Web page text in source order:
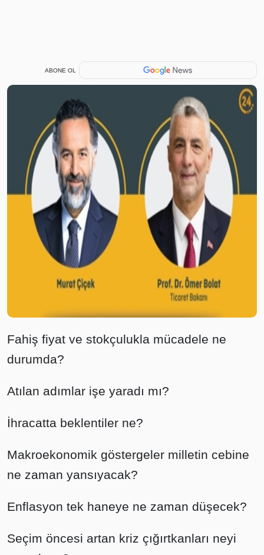
ABONE OL
Fahiş fiyat ve stokçulukla mücadele ne
durumda?
Atılan adımlar işe yaradı mı?
İhracatta beklentiler ne?
Makroekonomik göstergeler milletin cebine
ne zaman yansıyacak?
Enflasyon tek haneye ne zaman düşecek?
Seçim öncesi artan kriz çığırtkanları neyi